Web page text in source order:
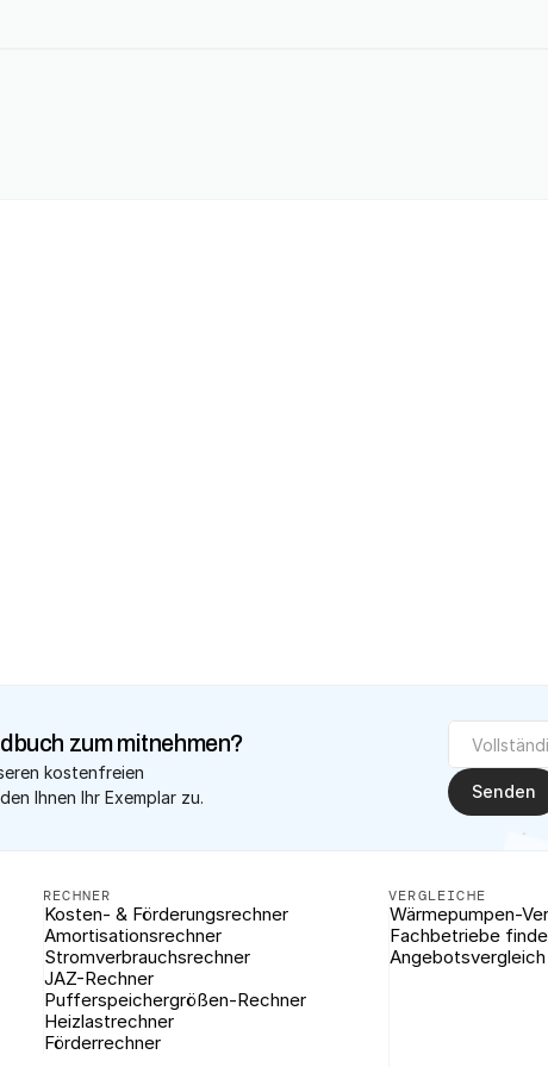
zum mitnehmen?
kostenfreien
Ihnen Ihr Exemplar zu.
Senden
RECHNER
Kosten- & Förderungsrechner
Amortisationsrechner
Stromverbrauchsrechner
JAZ-Rechner
Pufferspeichergrößen-Rechner
Heizlastrechner
Förderrechner
VERGLEICHE
Wärmepumpen-
Fachbetriebe
Angebotsvergleich